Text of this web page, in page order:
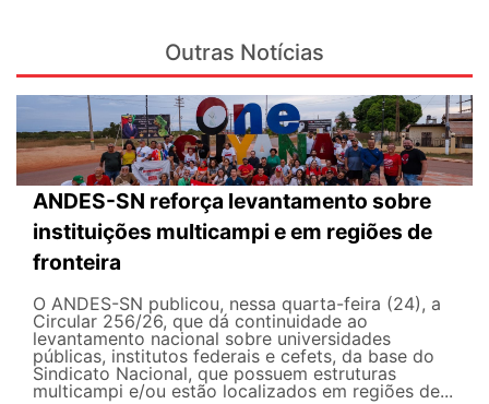
Outras Notícias
ANDES-SN reforça levantamento sobre
instituições multicampi e em regiões de
fronteira
O ANDES-SN publicou, nessa quarta-feira (24), a
Circular 256/26, que dá continuidade ao
levantamento nacional sobre universidades
públicas, institutos federais e cefets, da base do
Sindicato Nacional, que possuem estruturas
multicampi e/ou estão localizados em regiões de...